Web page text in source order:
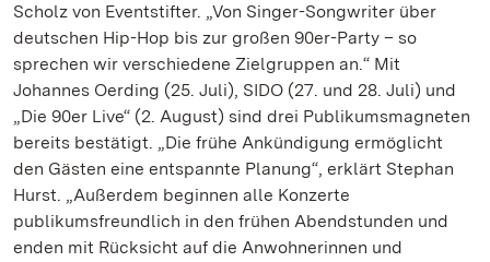
Scholz von Eventstifter. „Von Singer-Songwriter über
deutschen Hip-Hop bis zur großen 90er-Party – so
sprechen wir verschiedene Zielgruppen an.“ Mit
Johannes Oerding (25. Juli), SIDO (27. und 28. Juli) und
„Die 90er Live“ (2. August) sind drei Publikumsmagneten
bereits bestätigt. „Die frühe Ankündigung ermöglicht
den Gästen eine entspannte Planung“, erklärt Stephan
Hurst. „Außerdem beginnen alle Konzerte
publikumsfreundlich in den frühen Abendstunden und
enden mit Rücksicht auf die Anwohnerinnen und